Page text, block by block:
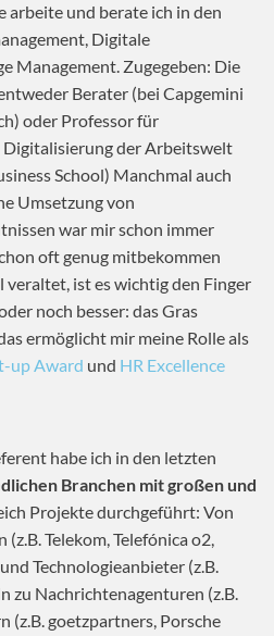
arbeite und berate ich in den
Digitale
Management. Zugegeben: Die
Berater (bei Capgemini
oder Professor für
Digitalisierung der Arbeitswelt
School) Manchmal auch
Umsetzung von
war mir schon immer
oft genug mitbekommen
veraltet, ist es wichtig den Finger
noch besser: das Gras
ermöglicht mir meine Rolle als
up Award und HR Excellence
habe ich in den letzten
Branchen mit großen und
Projekte durchgeführt: Von
Telekom, Telefónica o2,
Technologieanbieter (z.B.
zu Nachrichtenagenturen (z.B.
(z.B. goetzpartners, Porsche